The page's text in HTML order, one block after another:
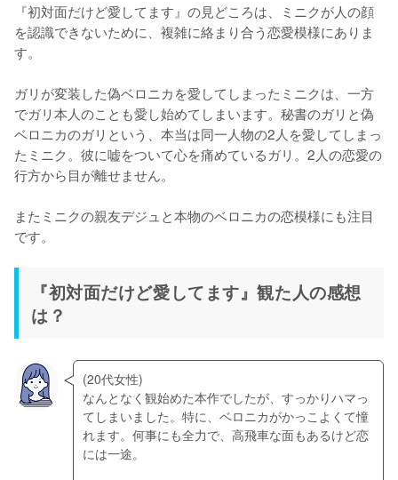
『初対面だけど愛してます』の見どころは、ミニクが人の顔
を認識できないために、複雑に絡まり合う恋愛模様にありま
す。
ガリが変装した偽ベロニカを愛してしまったミニクは、一方
でガリ本人のことも愛し始めてしまいます。秘書のガリと偽
ベロニカのガリという、本当は同一人物の2人を愛してしまっ
たミニク。彼に嘘をついて心を痛めているガリ。2人の恋愛の
行方から目が離せません。
またミニクの親友デジュと本物のベロニカの恋模様にも注目
です。
『初対面だけど愛してます』観た人の感想
は？
(20代女性)
なんとなく観始めた本作でしたが、すっかりハマっ
てしまいました。特に、ベロニカがかっこよくて憧
れます。何事にも全力で、高飛車な面もあるけど恋
には一途。